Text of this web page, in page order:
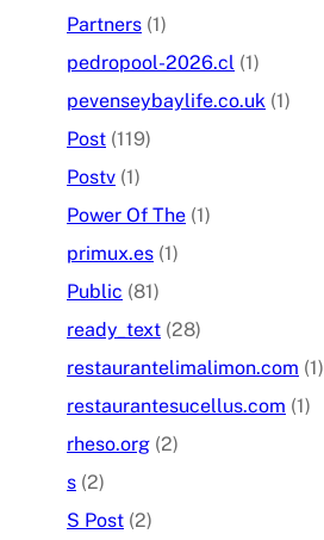
Partners (1)
pedropool-2026.cl (1)
pevenseybaylife.co.uk (1)
Post (119)
Postv (1)
Power Of The (1)
primux.es (1)
Public (81)
ready_text (28)
restaurantelimalimon.com (1)
restaurantesucellus.com (1)
rheso.org (2)
s (2)
S Post (2)